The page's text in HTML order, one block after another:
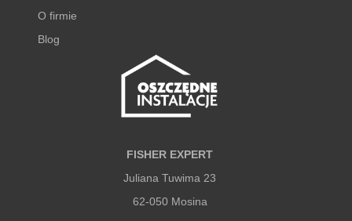
O firmie
Blog
FISHER EXPERT
Juliana Tuwima 23
62-050 Mosina